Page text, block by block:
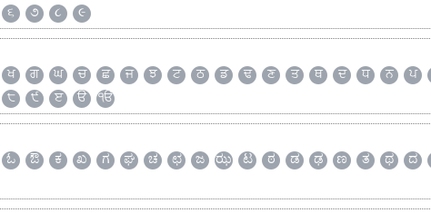
૬ ૭ ૮ ૯
ਖ ਗ ਘ ਚ ਛ ਜ ਝ ਟ ਠ ਡ ਢ ਣ ਤ ਥ ਦ ਧ ਨ ਪ
੮ ੯ ੲ ੳ ੴ
ಓ ಔ ಕ ಖ ಗ ಘ ಚ ಛ ಜ ಝ ಟ ಠ ಡ ಢ ಣ ತ ಥ ದ